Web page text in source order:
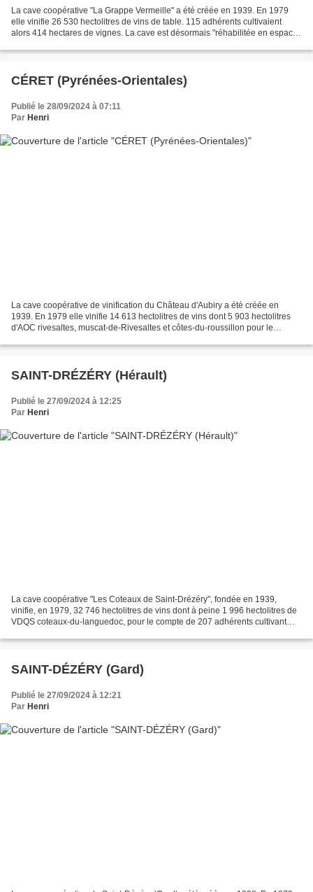
La cave coopérative "La Grappe Vermeille" a été créée en 1939. En 1979
elle vinifie 26 530 hectolitres de vins de table. 115 adhérents cultivaient
alors 414 hectares de vignes. La cave est désormais "réhabilitée en espace
CÉRET (Pyrénées-Orientales)
Publié le 28/09/2024 à 07:11
Par Henri
La cave coopérative de vinification du Château d'Aubiry a été créée en
1939. En 1979 elle vinifie 14 613 hectolitres de vins dont 5 903 hectolitres
d'AOC rivesaltes, muscat-de-Rivesaltes et côtes-du-roussillon pour le
SAINT-DRÉZÉRY (Hérault)
Publié le 27/09/2024 à 12:25
Par Henri
La cave coopérative "Les Coteaux de Saint-Drézéry", fondée en 1939,
vinifie, en 1979, 32 746 hectolitres de vins dont à peine 1 996 hectolitres de
VDQS coteaux-du-languedoc, pour le compte de 207 adhérents cultivant
SAINT-DÉZÉRY (Gard)
Publié le 27/09/2024 à 12:21
Par Henri